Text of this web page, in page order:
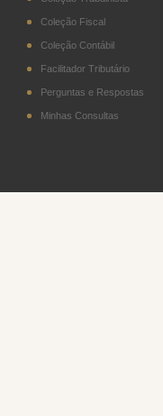
Coleção Fiscal
Coleção Contábil
Facilitador Tributário
Perguntas e Respostas
Minhas Consultas